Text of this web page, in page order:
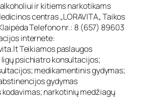
ir kitiems narkotikams
centras „LORAVITA„ Taikos
Telefono nr.: 8 (657) 89603
internete:
Teikiamos paslaugos
psichiatro konsultacijos;
medikamentinis gydymas;
gydymas
narkotinių medžiagų